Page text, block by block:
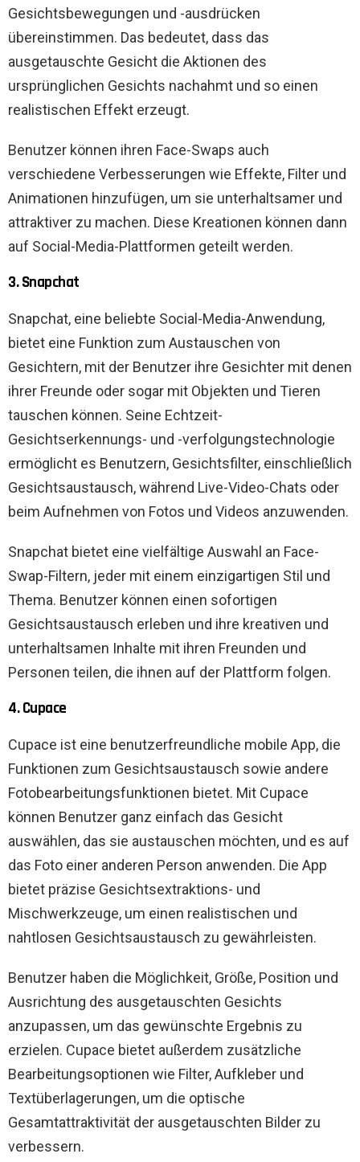
Gesichtsbewegungen und -ausdrücken
übereinstimmen. Das bedeutet, dass das
ausgetauschte Gesicht die Aktionen des
ursprünglichen Gesichts nachahmt und so einen
realistischen Effekt erzeugt.
Benutzer können ihren Face-Swaps auch
verschiedene Verbesserungen wie Effekte, Filter und
Animationen hinzufügen, um sie unterhaltsamer und
attraktiver zu machen. Diese Kreationen können dann
auf Social-Media-Plattformen geteilt werden.
3. Snapchat
Snapchat, eine beliebte Social-Media-Anwendung,
bietet eine Funktion zum Austauschen von
Gesichtern, mit der Benutzer ihre Gesichter mit denen
ihrer Freunde oder sogar mit Objekten und Tieren
tauschen können. Seine Echtzeit-
Gesichtserkennungs- und -verfolgungstechnologie
ermöglicht es Benutzern, Gesichtsfilter, einschließlich
Gesichtsaustausch, während Live-Video-Chats oder
beim Aufnehmen von Fotos und Videos anzuwenden.
Snapchat bietet eine vielfältige Auswahl an Face-
Swap-Filtern, jeder mit einem einzigartigen Stil und
Thema. Benutzer können einen sofortigen
Gesichtsaustausch erleben und ihre kreativen und
unterhaltsamen Inhalte mit ihren Freunden und
Personen teilen, die ihnen auf der Plattform folgen.
4. Cupace
Cupace ist eine benutzerfreundliche mobile App, die
Funktionen zum Gesichtsaustausch sowie andere
Fotobearbeitungsfunktionen bietet. Mit Cupace
können Benutzer ganz einfach das Gesicht
auswählen, das sie austauschen möchten, und es auf
das Foto einer anderen Person anwenden. Die App
bietet präzise Gesichtsextraktions- und
Mischwerkzeuge, um einen realistischen und
nahtlosen Gesichtsaustausch zu gewährleisten.
Benutzer haben die Möglichkeit, Größe, Position und
Ausrichtung des ausgetauschten Gesichts
anzupassen, um das gewünschte Ergebnis zu
erzielen. Cupace bietet außerdem zusätzliche
Bearbeitungsoptionen wie Filter, Aufkleber und
Textüberlagerungen, um die optische
Gesamtattraktivität der ausgetauschten Bilder zu
verbessern.